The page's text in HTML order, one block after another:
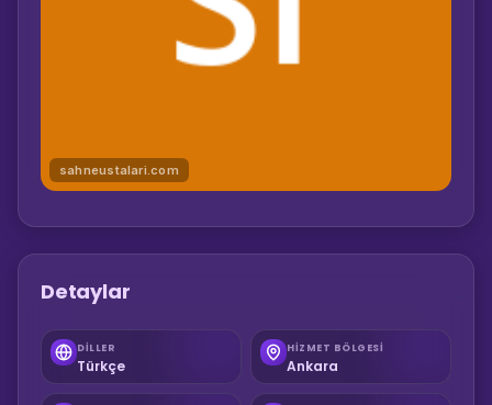
sahneustalari.com
Detaylar
DILLER
Türkçe
HIZMET BÖLGESI
Ankara